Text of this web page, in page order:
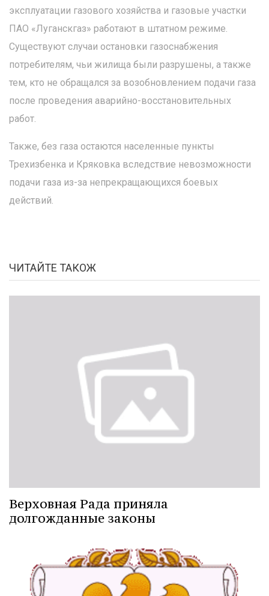
эксплуатации газового хозяйства и газовые участки
ПАО «Луганскгаз» работают в штатном режиме.
Существуют случаи остановки газоснабжения
потребителям, чьи жилища были разрушены, а также
тем, кто не обращался за возобновлением подачи газа
после проведения аварийно-восстановительных
работ.
Также, без газа остаются населенные пункты
Трехизбенка и Кряковка вследствие невозможности
подачи газа из-за непрекращающихся боевых
действий.
ЧИТАЙТЕ ТАКОЖ
Верховная Рада приняла
долгожданные законы